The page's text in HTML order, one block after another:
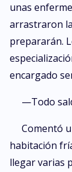
unas
arrastraron
prepararán.
encargado
—Todo
Comentó
habitación
llegar varias